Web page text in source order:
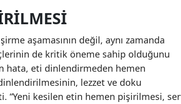
aşamasının değil, aynı zamanda
de kritik öneme sahip olduğunu
hata, eti dinlendirmeden hemen
lezzet ve doku
“Yeni kesilen etin hemen pişirilmesi,